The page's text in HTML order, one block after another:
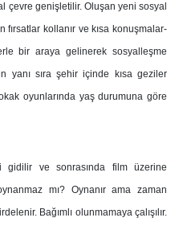
çevre genişletilir. Oluşan yeni sosyal
kollanır ve kısa konuşmalar-
bir araya gelinerek sosyalleşme
yanı sıra şehir içinde kısa geziler
oyunlarında yaş durumuna göre
gidilir ve sonrasında film üzerine
mı? Oynanır ama zaman
Bağımlı olunmamaya çalışılır.